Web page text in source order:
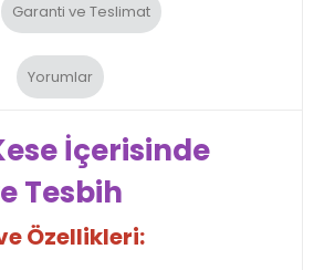
Garanti ve Teslimat
Yorumlar
İçerisinde
Tesbih
Özellikleri: